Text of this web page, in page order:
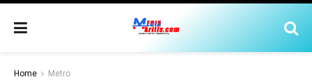
Home Metro